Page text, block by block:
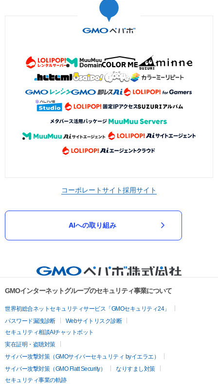
コーポレートサイト採用サイト
AIへの取り組み
GMOインターネットグループのセキュリティ事業について
世界初総合ネットセキュリティサービス「GMOセキュリティ24」
パスワード漏洩診断
Webサイトリスク診断
セキュリティ相談AIチャットボット
実在証明・盗聴対策
サイバー攻撃対策（GMOサイバーセキュリティ byイエラエ）
サイバー攻撃対策（GMO Flatt Security）
なりすまし対策
セキュリティ事業の軌跡